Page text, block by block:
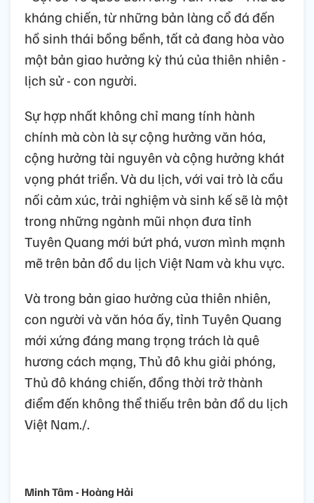
kháng chiến, từ những bản làng cổ đá đến
hồ sinh thái bồng bềnh, tất cả đang hòa vào
một bản giao hưởng kỳ thú của thiên nhiên -
lịch sử - con người.
Sự hợp nhất không chỉ mang tính hành
chính mà còn là sự cộng hưởng văn hóa,
cộng hưởng tài nguyên và cộng hưởng khát
vọng phát triển. Và du lịch, với vai trò là cầu
nối cảm xúc, trải nghiệm và sinh kế sẽ là một
trong những ngành mũi nhọn đưa tỉnh
Tuyên Quang mới bứt phá, vươn mình mạnh
mẽ trên bản đồ du lịch Việt Nam và khu vực.
Và trong bản giao hưởng của thiên nhiên,
con người và văn hóa ấy, tỉnh Tuyên Quang
mới xứng đáng mang trọng trách là quê
hương cách mạng, Thủ đô khu giải phóng,
Thủ đô kháng chiến, đồng thời trở thành
điểm đến không thể thiếu trên bản đồ du lịch
Việt Nam./.
Minh Tâm - Hoàng Hải